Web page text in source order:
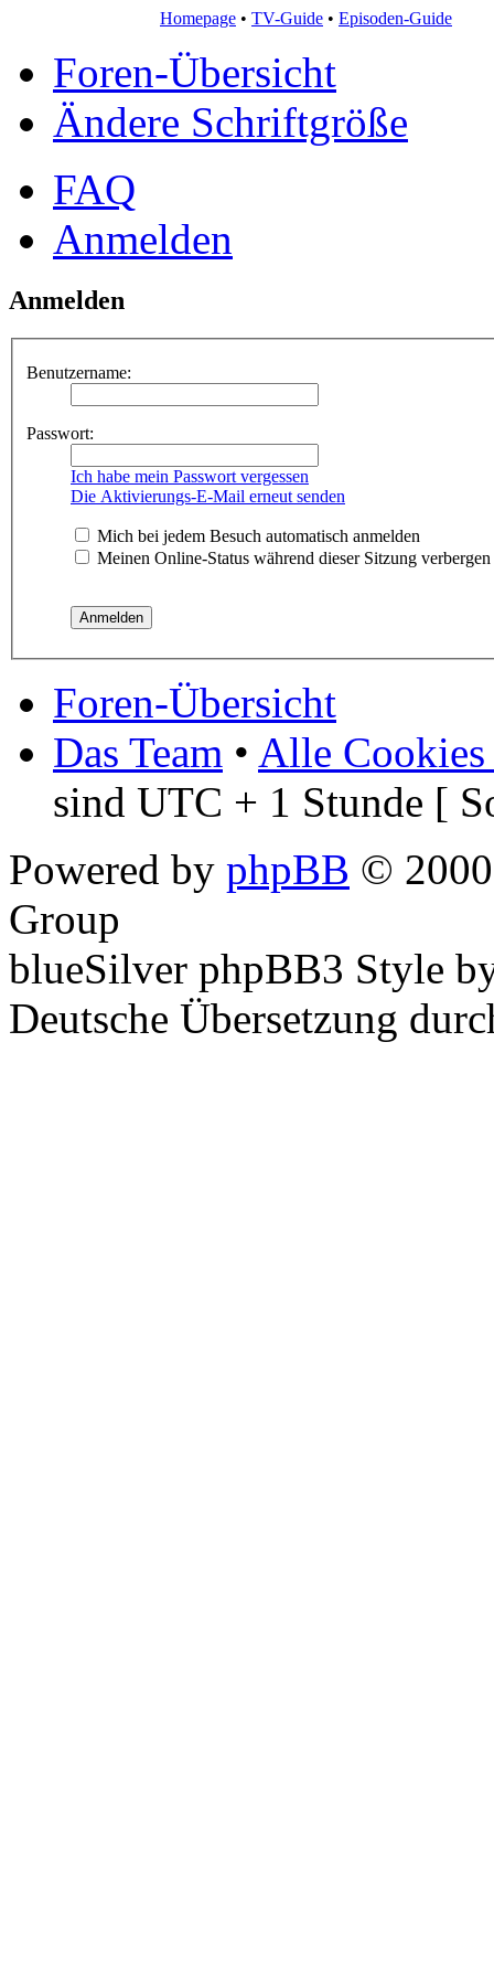
Homepage • TV-Guide • Episoden-Guide
Foren-Übersicht
Ändere Schriftgröße
FAQ
Anmelden
Anmelden
Benutzername:
Passwort:
Ich habe mein Passwort vergessen
Die Aktivierungs-E-Mail erneut senden
Mich bei jedem Besuch automatisch anmelden
Meinen Online-Status während dieser Sitzung verbergen
Foren-Übersicht
Das Team • Alle Cookies
sind UTC + 1 Stunde [
Powered by phpBB ©
Group
blueSilver phpBB3 Style
Deutsche Übersetzung